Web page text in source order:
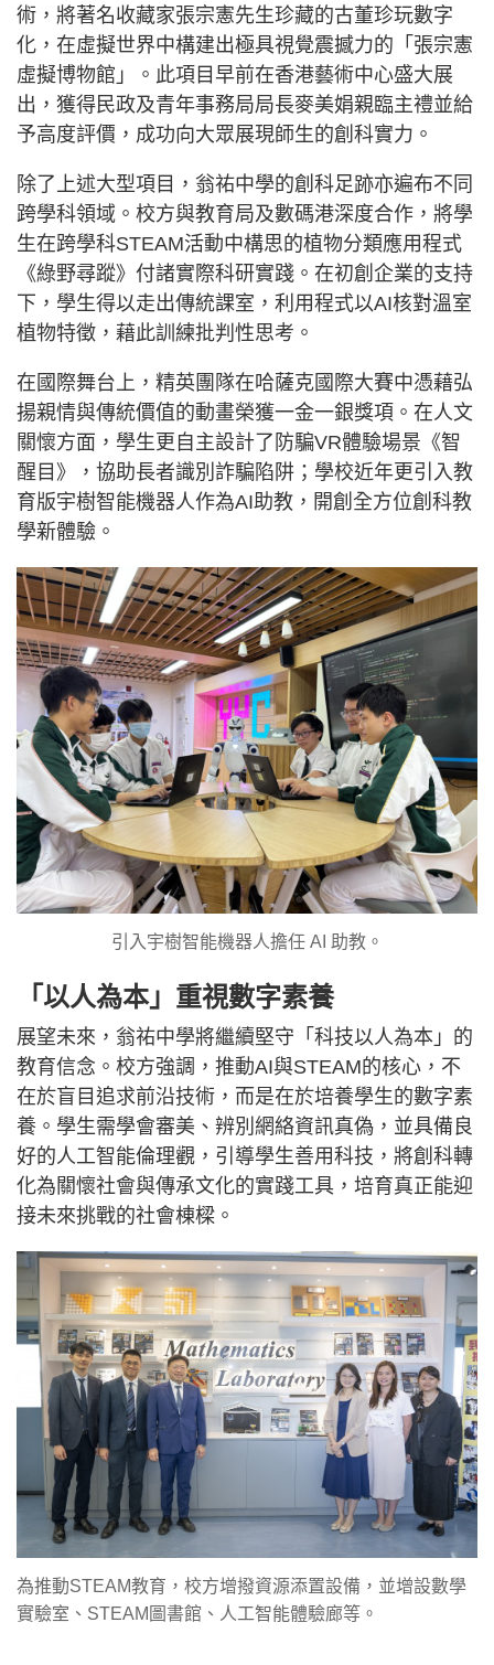
術，將著名收藏家張宗憲先生珍藏的古董珍玩數字
化，在虛擬世界中構建出極具視覺震撼力的「張宗憲
虛擬博物館」。此項目早前在香港藝術中心盛大展
出，獲得民政及青年事務局局長麥美娟親臨主禮並給
予高度評價，成功向大眾展現師生的創科實力。
除了上述大型項目，翁祐中學的創科足跡亦遍布不同
跨學科領域。校方與教育局及數碼港深度合作，將學
生在跨學科STEAM活動中構思的植物分類應用程式
《綠野尋蹤》付諸實際科研實踐。在初創企業的支持
下，學生得以走出傳統課室，利用程式以AI核對溫室
植物特徵，藉此訓練批判性思考。
在國際舞台上，精英團隊在哈薩克國際大賽中憑藉弘
揚親情與傳統價值的動畫榮獲一金一銀獎項。在人文
關懷方面，學生更自主設計了防騙VR體驗場景《智
醒目》，協助長者識別詐騙陷阱；學校近年更引入教
育版宇樹智能機器人作為AI助教，開創全方位創科教
學新體驗。
引入宇樹智能機器人擔任 AI 助教。
「以人為本」重視數字素養
展望未來，翁祐中學將繼續堅守「科技以人為本」的
教育信念。校方強調，推動AI與STEAM的核心，不
在於盲目追求前沿技術，而是在於培養學生的數字素
養。學生需學會審美、辨別網絡資訊真偽，並具備良
好的人工智能倫理觀，引導學生善用科技，將創科轉
化為關懷社會與傳承文化的實踐工具，培育真正能迎
接未來挑戰的社會棟樑。
為推動STEAM教育，校方增撥資源添置設備，並增設數學
實驗室、STEAM圖書館、人工智能體驗廊等。